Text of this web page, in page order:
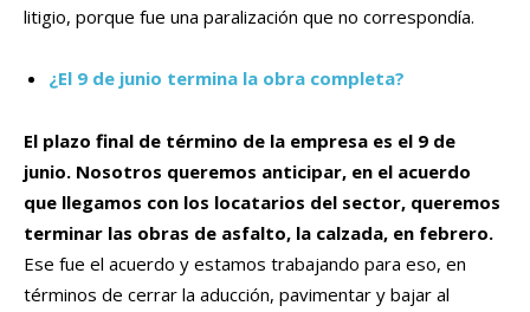
litigio, porque fue una paralización que no correspondía.
¿El 9 de junio termina la obra completa?
El plazo final de término de la empresa es el 9 de
junio. Nosotros queremos anticipar, en el acuerdo
que llegamos con los locatarios del sector, queremos
terminar las obras de asfalto, la calzada, en febrero.
Ese fue el acuerdo y estamos trabajando para eso, en
términos de cerrar la aducción, pavimentar y bajar al